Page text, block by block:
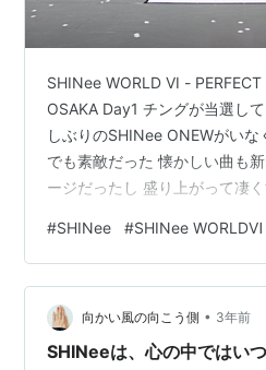
SHINee WORLD VI -
OSAKA Day1 チングが当選し
しぶりのSHINee ONEWがい
でも素敵だった 懐かしい曲も
ージだったし 盛り上がって凄
とこもありました 彼らも15周
してました 可愛いビジュアル
な曲で 最初から他のアイドル
ね テミンは天使みたいに可愛
んになったけれど 魅…
#SHINee #SHINee WORLDⅥ
向かい風の向こう側 • 3年前
SHINeeは、心の中ではい